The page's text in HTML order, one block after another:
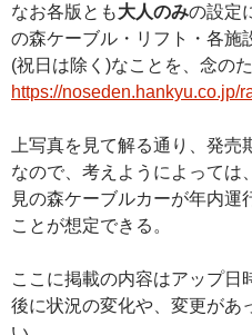
なお各版とも大人のみの設定
の森ケーブル・リフト・各施
(祝日は除く)なことを、念の
https://noseden.hankyu.co.jp/
上写真を見て解る通り、発
なので、考えようによっては
見の森ケーブルカーが年内運
ことが想定できる。
ここに掲載の内容はアップ日
後に状況の変化や、変更があ